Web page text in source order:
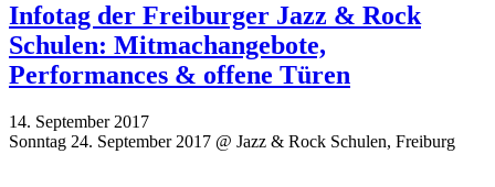
Infotag der Freiburger Jazz & Rock
Schulen: Mitmachangebote,
Performances & offene Türen
14. September 2017
Sonntag 24. September 2017 @ Jazz & Rock Schulen, Freiburg